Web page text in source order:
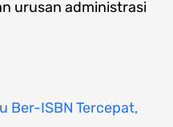
urusan administrasi
Ber-ISBN Tercepat,